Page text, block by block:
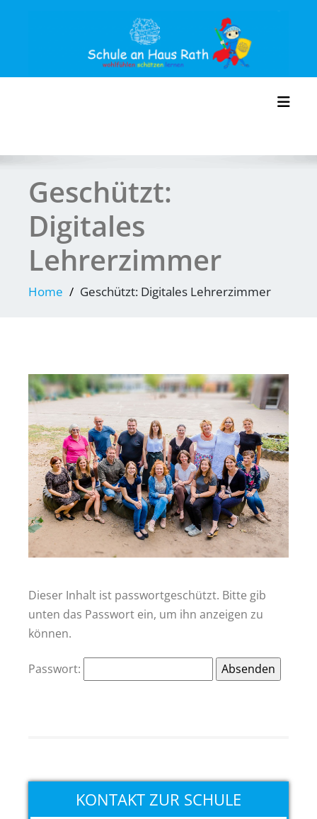
Geschützt:
Digitales
Lehrerzimmer
Home Geschützt: Digitales Lehrerzimmer
Dieser Inhalt ist passwortgeschützt. Bitte gib
unten das Passwort ein, um ihn anzeigen zu
können.
Passwort:
KONTAKT ZUR SCHULE